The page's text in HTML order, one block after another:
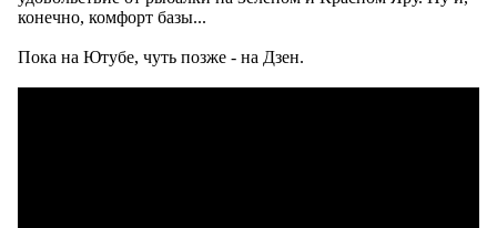
конечно, комфорт базы...
Пока на Ютубе, чуть позже - на Дзен.